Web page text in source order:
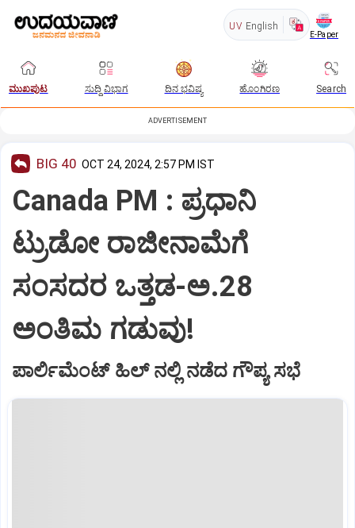
UV English
E-Paper
ಮುಖಪುಟ ಸುದ್ದಿ ವಿಭಾಗ ದಿನ ಭವಿಷ್ಯ ಹೊಂಗಿರಣ Search
ADVERTISEMENT
BIG 40 OCT 24, 2024, 2:57 PM IST
Canada PM : ಪ್ರಧಾನಿ
ಟ್ರುಡೋ ರಾಜೀನಾಮೆಗೆ
ಸಂಸದರ ಒತ್ತಡ-ಅ.28
ಅಂತಿಮ ಗಡುವು!
ಪಾರ್ಲಿಮೆಂಟ್‌ ಹಿಲ್‌ ನಲ್ಲಿ ನಡೆದ ಗೌಪ್ಯ ಸಭೆ